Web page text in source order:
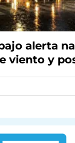
alerta
viento y